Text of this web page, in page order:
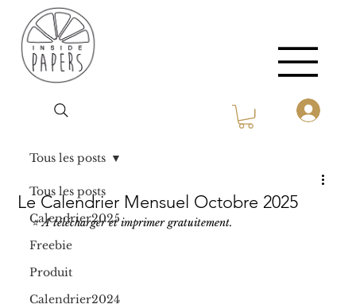
Tous les posts
Calendrier2025
Freebie
Produit
Calendrier2024
Tous les posts
Le Calendrier Mensuel Octobre 2025
⭐️ A télécharger et imprimer gratuitement.